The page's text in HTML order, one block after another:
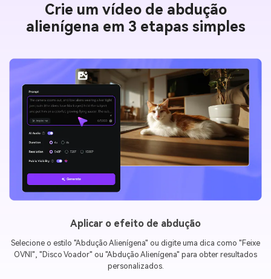
Crie um vídeo de abdução
alienígena em 3 etapas simples
Baixar & Compartilhar
CliqueGerarSeu vídeo hilariante de sequestro alienígena estará pronto
em segundos! Faça o download em MP4 ou GIF e compartilhe nas
plataformas sociais.